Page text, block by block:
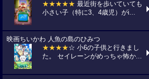
★★★★★ 最近街を歩いていても
小さい子（特に3、4歳児）がi...
映画ちいかわ 人魚の島のひみつ
★★★★☆ 小6の子供と行きまし
た。 セイレーンがめっちゃ怖か...